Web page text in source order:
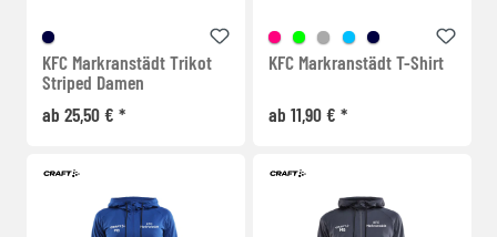
KFC Markranstädt Trikot
Striped Damen
ab 25,50 € *
KFC Markranstädt T-Shirt
ab 11,90 € *